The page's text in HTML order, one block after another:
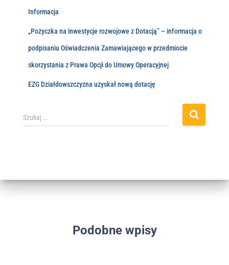
Informacja
„Pożyczka na inwestycje rozwojowe z Dotacją” – informacja o
podpisaniu Oświadczenia Zamawiającego w przedmiocie
skorzystania z Prawa Opcji do Umowy Operacyjnej
EZG Działdowszczyzna uzyskał nową dotację
Szukaj …
Podobne wpisy